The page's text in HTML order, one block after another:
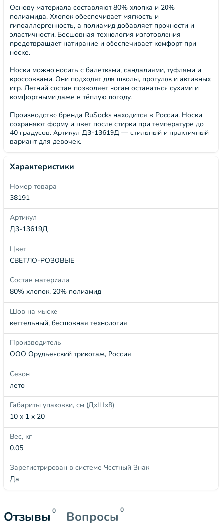
Основу материала составляют 80% хлопка и 20%
полиамида. Хлопок обеспечивает мягкость и
гипоаллергенность, а полиамид добавляет прочности и
эластичности. Бесшовная технология изготовления
предотвращает натирание и обеспечивает комфорт при
носке.
Носки можно носить с балетками, сандалиями, туфлями и
кроссовками. Они подходят для школы, прогулок и активных
игр. Летний состав позволяет ногам оставаться сухими и
комфортными даже в тёплую погоду.
Производство бренда RuSocks находится в России. Носки
сохраняют форму и цвет после стирки при температуре до
40 градусов. Артикул Д3-13619Д — стильный и практичный
вариант для девочек.
Характеристики
Номер товара
38191
Артикул
Д3-13619Д
Цвет
СВЕТЛО-РОЗОВЫЕ
Состав материала
80% хлопок, 20% полиамид
Шов на мыске
кеттельный, бесшовная технология
Производитель
ООО Орудьевский трикотаж, Россия
Сезон
лето
Габариты упаковки, см (ДхШхВ)
10 x 1 x 20
Вес, кг
0.05
Зарегистрирован в системе Честный Знак
Да
Отзывы 0 Вопросы 0